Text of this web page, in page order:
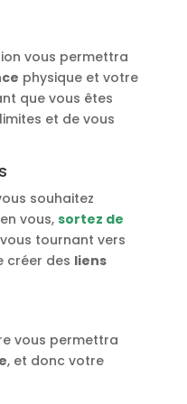
vous permettra
physique et votre
que vous êtes
et de vous
souhaitez
vous, sortez de
tournant vers
créer des liens
vous permettra
, et donc votre